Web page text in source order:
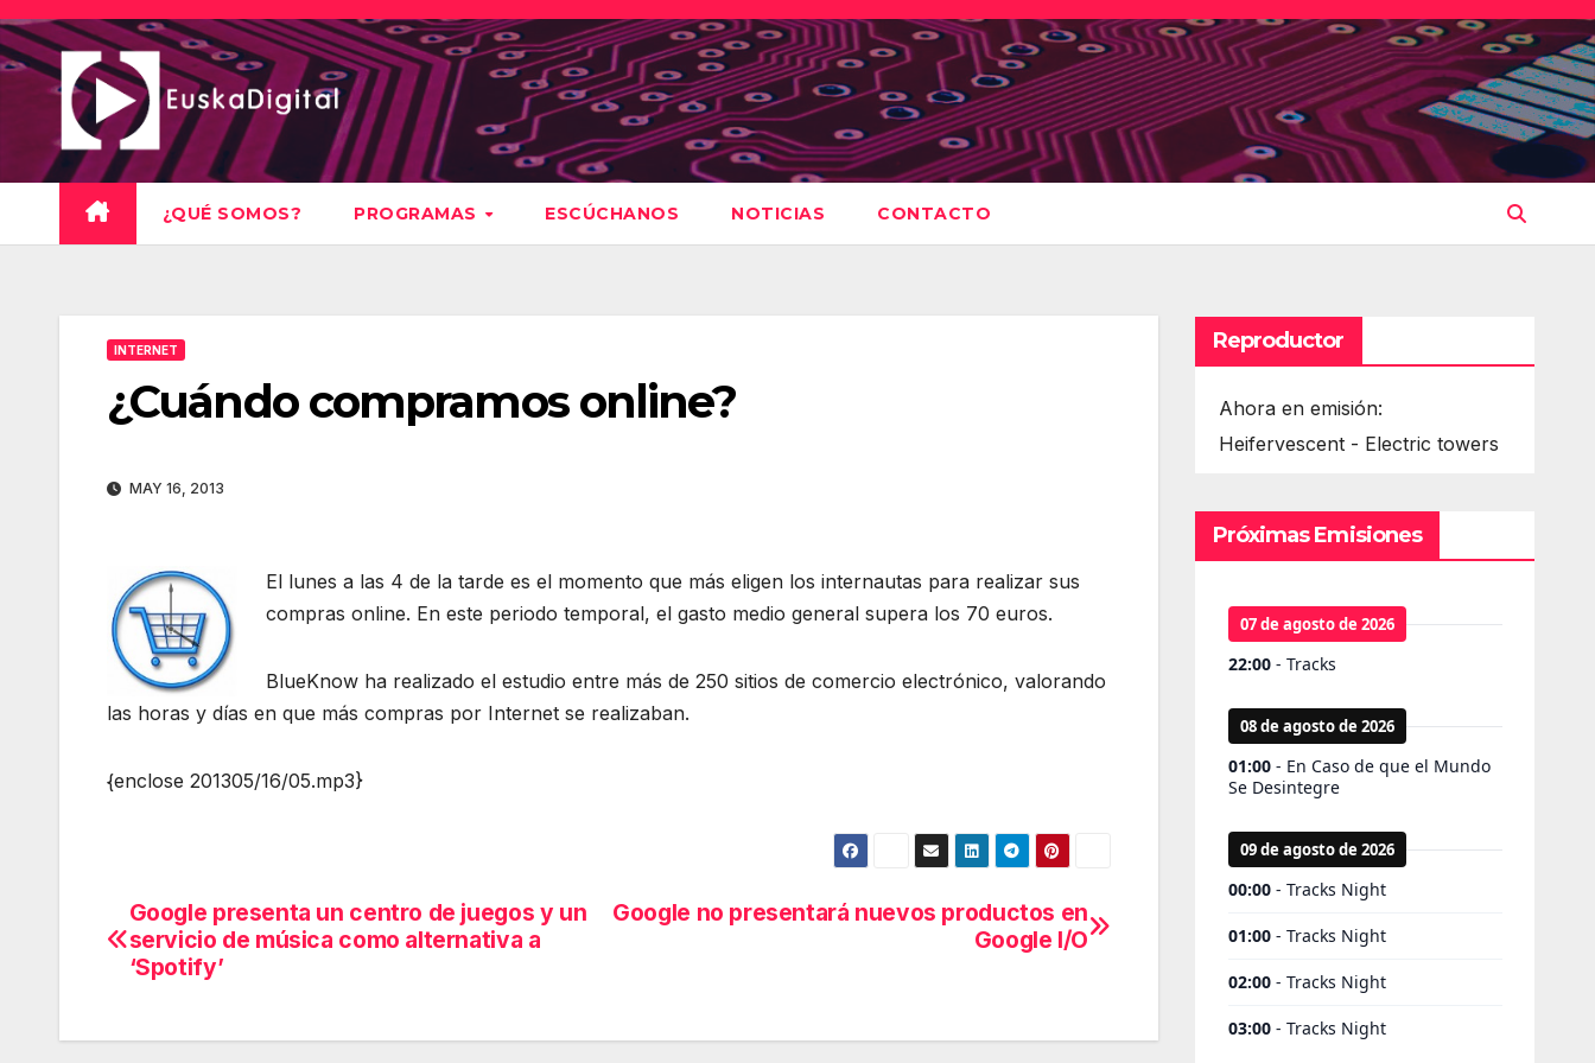
Saltar
al
contenido
¿QUÉ SOMOS? PROGRAMAS ESCÚCHANOS NOTICIAS CONTACTO
INTERNET
¿Cuándo compramos online?
MAY 16, 2013
El lunes a las 4 de la tarde es el momento que más eligen los internautas para realizar sus
compras online. En este periodo temporal, el gasto medio general supera los 70 euros.
BlueKnow ha realizado el estudio entre más de 250 sitios de comercio electrónico, valorando
las horas y días en que más compras por Internet se realizaban.
{enclose 201305/16/05.mp3}
Navegación
de
Google no presentará nuevos productos en
Google I/O
Google presenta un centro de juegos y un
servicio de música como alternativa a
‘Spotify’
Reproductor
Ahora en emisión:
Heifervescent - Electric towers
Próximas Emisiones